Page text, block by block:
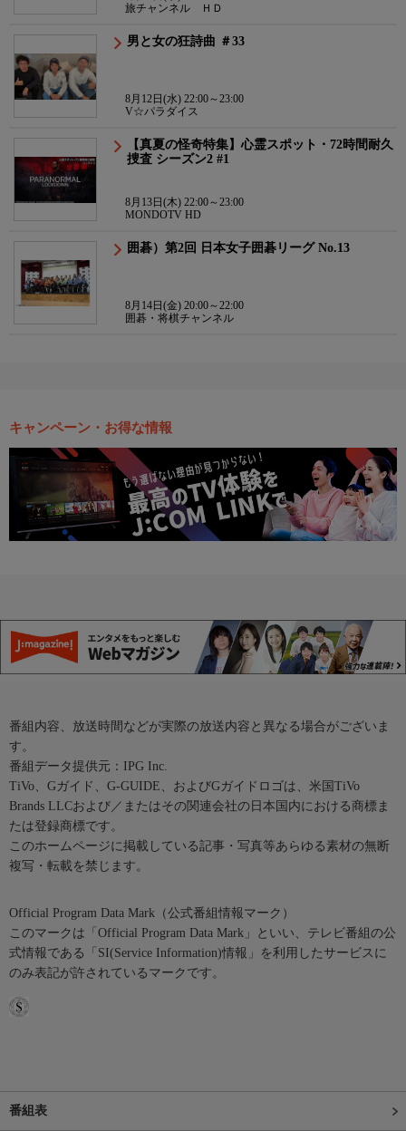
旅チャンネル ＨＤ
男と女の狂詩曲 ＃33
8月12日(水) 22:00～23:00
V☆パラダイス
【真夏の怪奇特集】心霊スポット・72時間耐久
捜査 シーズン2 #1
8月13日(木) 22:00～23:00
MONDOTV HD
囲碁）第2回 日本女子囲碁リーグ No.13
8月14日(金) 20:00～22:00
囲碁・将棋チャンネル
キャンペーン・お得な情報
番組内容、放送時間などが実際の放送内容と異なる場合がございま
す。
番組データ提供元：IPG Inc.
TiVo、Gガイド、G-GUIDE、およびGガイドロゴは、米国TiVo
Brands LLCおよび／またはその関連会社の日本国内における商標ま
たは登録商標です。
このホームページに掲載している記事・写真等あらゆる素材の無断
複写・転載を禁じます。
Official Program Data Mark（公式番組情報マーク）
このマークは「Official Program Data Mark」といい、テレビ番組の公
式情報である「SI(Service Information)情報」を利用したサービスに
のみ表記が許されているマークです。
番組表